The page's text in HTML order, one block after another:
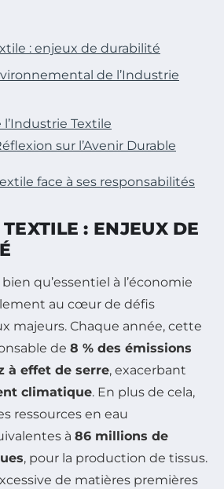
: enjeux de durabilité
de l’Industrie
l’Industrie Textile
sur l’Avenir Durable
face à ses responsabilités
: ENJEUX DE
qu’essentiel à l’économie
au cœur de défis
majeurs. Chaque année, cette
de 8 % des émissions
à effet de serre, exacerbant
climatique. En plus de cela,
ressources en eau
à 86 millions de
, pour la production de tissus.
de matières premières